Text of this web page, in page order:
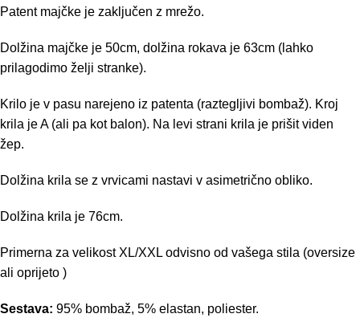
Patent majčke je zaključen z mrežo.
Dolžina majčke je 50cm, dolžina rokava je 63cm (lahko
prilagodimo želji stranke).
Krilo je v pasu narejeno iz patenta (raztegljivi bombaž). Kroj
krila je A (ali pa kot balon). Na levi strani krila je prišit viden
žep.
Dolžina krila se z vrvicami nastavi v asimetrično obliko.
Dolžina krila je 76cm.
Primerna za velikost XL/XXL odvisno od vašega stila (oversize
ali oprijeto )
Sestava: 95% bombaž, 5% elastan, poliester.